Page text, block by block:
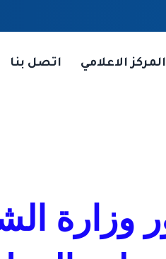
المركز الاعلامي اتصل بنا
وزارة